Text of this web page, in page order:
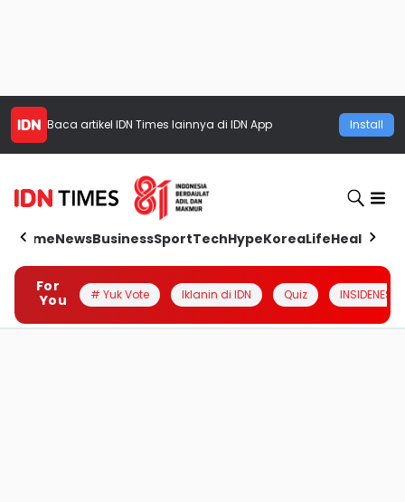
Baca artikel IDN Times lainnya di IDN App Install
HomeNewsBusinessSportTechHypeKoreaLifeHealth
For
You
# Yuk Vote Iklanin di IDN Quiz INSIDENESIA